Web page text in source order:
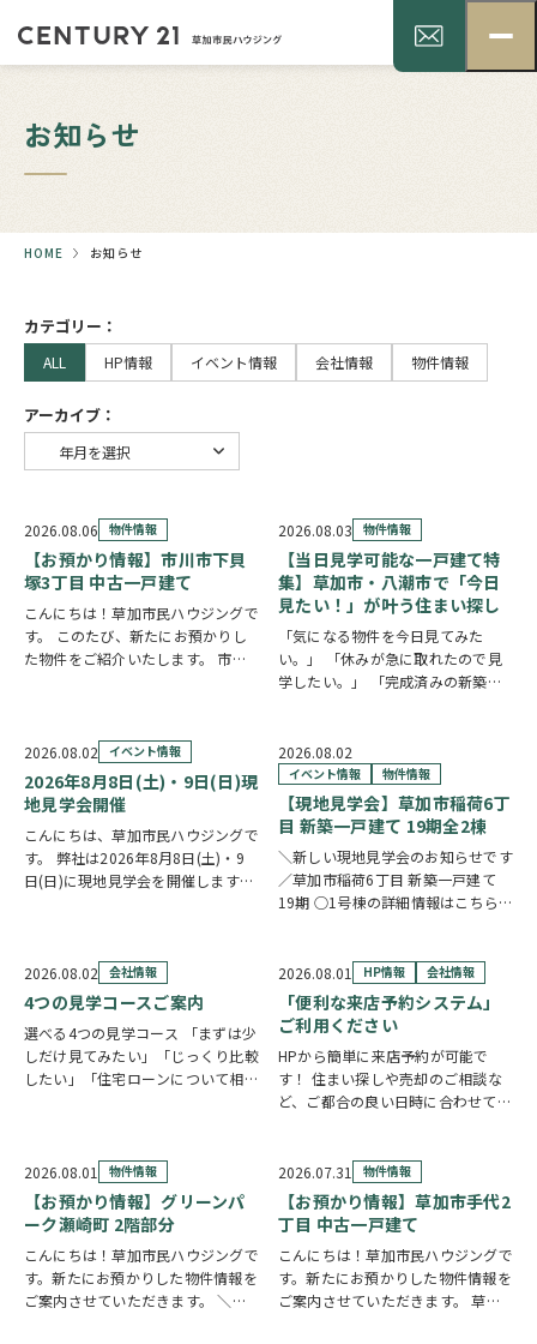
お知らせ
HOME お知らせ
カテゴリー：
ALL HP情報 イベント情報 会社情報 物件情報
アーカイブ：
2026.08.06 物件情報
【お預かり情報】市川市下貝
塚3丁目 中古一戸建て
こんにちは！草加市民ハウジングで
す。 このたび、新たにお預かりし
た物件をご紹介いたします。 市川
https://www.century21soka.com/st/s…
2026.08.03 物件情報
【当日見学可能な一戸建て特
集】草加市・八潮市で「今日
見たい！」が叶う住まい探し
「気になる物件を今日見てみた
い。」 「休みが急に取れたので見
学したい。」 「完成済みの新築を
一戸建て】です。 草加市民ハウジ
ングでは、草加市・八潮市を中心
に、当日ご案内可能な完…
2026.08.02 イベント情報
2026年8月8日(土)・9日(日)現
地見学会開催
こんにちは、草加市民ハウジングで
す。 弊社は2026年8月8日(土)・9
日(日)に現地見学会を開催します！
直接物件を見ながらご説明さ…
2026.08.02
イベント情報 物件情報
【現地見学会】草加市稲荷6丁
目 新築一戸建て 19期全2棟
＼新しい現地見学会のお知らせです
／草加市稲荷6丁目 新築一戸建て
19期 ○1号棟の詳細情報はこちら
中心となるLDKは、17帖以上のゆと
り空間。食洗機付きカウンターキッ
チ…
2026.08.02 会社情報
4つの見学コースご案内
選べる4つの見学コース 「まずは少
しだけ見てみたい」「じっくり比較
したい」「住宅ローンについて相談
せて選べる4つの見学コースをご用
意しています。 …
2026.08.01 HP情報 会社情報
「便利な来店予約システム」
ご利用ください
HPから簡単に来店予約が可能で
す！ 住まい探しや売却のご相談な
ど、ご都合の良い日時に合わせてホ
望の日程を選んで、必要事項を入力
するだけで予約完了！ 「まずは相
談だけしたい」「気…
2026.08.01 物件情報
【お預かり情報】グリーンパ
ーク瀬崎町 2階部分
こんにちは！草加市民ハウジングで
す。新たにお預かりした物件情報を
ご案内させていただきます。 ＼弊
2026.07.31 物件情報
【お預かり情報】草加市手代2
丁目 中古一戸建て
こんにちは！草加市民ハウジングで
す。新たにお預かりした物件情報を
ご案内させていただきます。 草加